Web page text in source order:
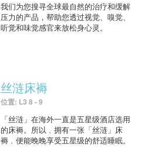
我们为您搜寻全球最自然的治疗和缓解
压力的产品，帮助您透过视觉、嗅觉、
听觉和味觉感官来放松身心灵。
丝涟床褥
位置: L3 8 - 9
「丝涟」在海外一直是五星级酒店选用
的床褥。所以﹐拥有一张「丝涟」床
褥﹐便能晚晚享受五星级的舒适睡眠。